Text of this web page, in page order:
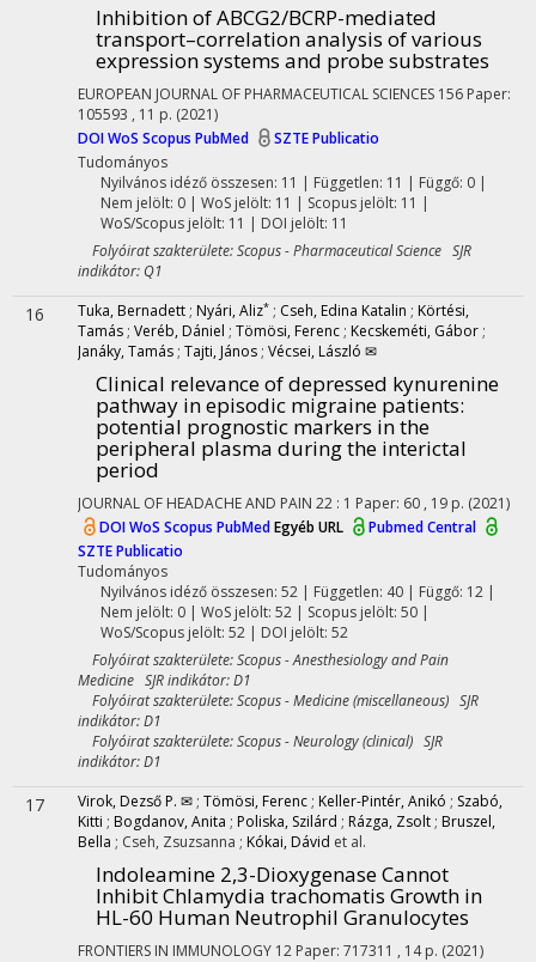
Inhibition of ABCG2/BCRP-mediated
transport–correlation analysis of various
expression systems and probe substrates
EUROPEAN JOURNAL OF PHARMACEUTICAL SCIENCES 156 Paper:
105593 , 11 p. (2021)
DOIWoS Scopus PubMed
SZTE Publicatio
Tudományos
Nyilvános idéző összesen: 11 | Független: 11 | Függő: 0 |
Nem jelölt: 0 | WoS jelölt: 11 | Scopus jelölt: 11 |
WoS/Scopus jelölt: 11 | DOI jelölt: 11
Folyóirat szakterülete: Scopus - Pharmaceutical Science SJR
indikátor: Q1
16 Tuka, Bernadett ; Nyári, Aliz* ; Cseh, Edina Katalin ; Körtési,
Tamás ; Veréb, Dániel ; Tömösi, Ferenc ; Kecskeméti, Gábor ;
Janáky, Tamás ; Tajti, János ; Vécsei, László ✉
Clinical relevance of depressed kynurenine
pathway in episodic migraine patients:
potential prognostic markers in the
peripheral plasma during the interictal
period
JOURNAL OF HEADACHE AND PAIN 22 : 1 Paper: 60 , 19 p. (2021)
DOIWoS Scopus PubMedEgyéb URL
Pubmed Central
SZTE Publicatio
Tudományos
Nyilvános idéző összesen: 52| Független: 40 | Függő: 12 |
Nem jelölt: 0 | WoS jelölt: 52 | Scopus jelölt: 50 |
WoS/Scopus jelölt: 52 | DOI jelölt: 52
Folyóirat szakterülete: Scopus - Anesthesiology and Pain
Medicine SJR indikátor: D1
Folyóirat szakterülete: Scopus - Medicine (miscellaneous) SJR
indikátor: D1
Folyóirat szakterülete: Scopus - Neurology (clinical) SJR
indikátor: D1
17 Virok, Dezső P. ✉ ; Tömösi, Ferenc ; Keller-Pintér, Anikó ; Szabó,
Kitti ; Bogdanov, Anita ; Poliska, Szilárd ; Rázga, Zsolt ; Bruszel,
Bella ; Cseh, Zsuzsanna ; Kókai, Dávid et al.
Indoleamine 2,3-Dioxygenase Cannot
Inhibit Chlamydia trachomatis Growth in
HL-60 Human Neutrophil Granulocytes
FRONTIERS IN IMMUNOLOGY 12 Paper: 717311 , 14 p. (2021)